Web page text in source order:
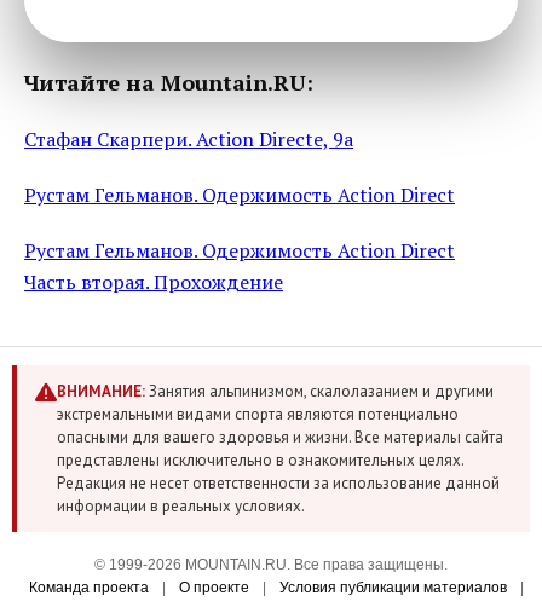
Читайте на Mountain.RU:
Стафан Скарпери. Action Directe, 9a
Рустам Гельманов. Одержимость Action Direct
Рустам Гельманов. Одержимость Action Direct
Часть вторая. Прохождение
ВНИМАНИЕ:Занятия альпинизмом, скалолазанием и другими
экстремальными видами спорта являются потенциально
опасными для вашего здоровья и жизни. Все материалы сайта
представлены исключительно в ознакомительных целях.
Редакция не несет ответственности за использование данной
информации в реальных условиях.
© 1999-2026 MOUNTAIN.RU. Все права защищены.
Команда проекта
О проекте Условия публикации материалов